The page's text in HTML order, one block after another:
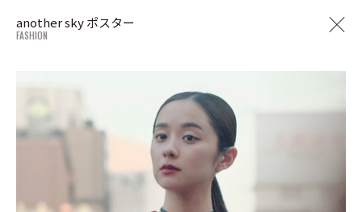
another sky ポスター
FASHION